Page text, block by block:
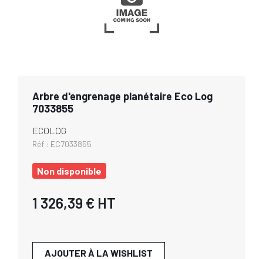
Arbre d'engrenage planétaire Eco Log
7033855
ECOLOG
Réf : EC7033855
Non disponible
1 326,39 € HT
AJOUTER À LA WISHLIST